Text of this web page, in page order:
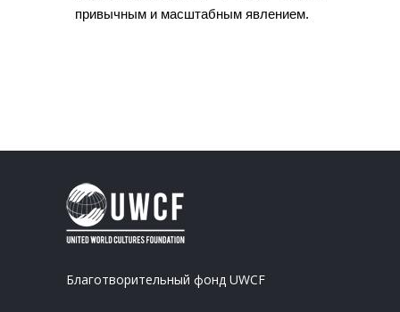
привычным и масштабным явлением.
Благотворительный фонд UWCF